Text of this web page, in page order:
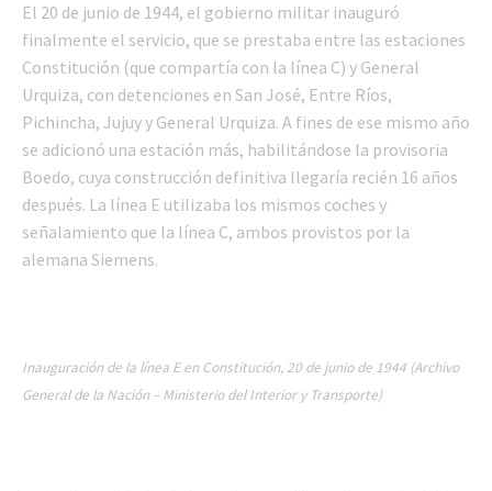
El 20 de junio de 1944, el gobierno militar inauguró
finalmente el servicio, que se prestaba entre las estaciones
Constitución (que compartía con la línea C) y General
Urquiza, con detenciones en San José, Entre Ríos,
Pichincha, Jujuy y General Urquiza. A fines de ese mismo año
se adicionó una estación más, habilitándose la provisoria
Boedo, cuya construcción definitiva llegaría recién 16 años
después. La línea E utilizaba los mismos coches y
señalamiento que la línea C, ambos provistos por la
alemana Siemens.
Inauguración de la línea E en Constitución, 20 de junio de 1944 (Archivo
General de la Nación – Ministerio del Interior y Transporte)